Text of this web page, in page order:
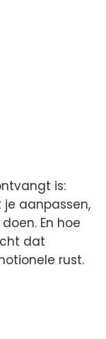
is:
je aanpassen,
En hoe
dat
rust.